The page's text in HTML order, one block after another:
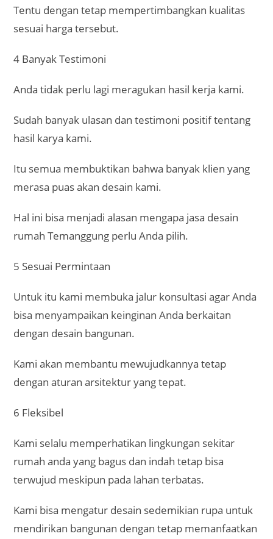
Tentu dengan tetap mempertimbangkan kualitas
sesuai harga tersebut.
4 Banyak Testimoni
Anda tidak perlu lagi meragukan hasil kerja kami.
Sudah banyak ulasan dan testimoni positif tentang
hasil karya kami.
Itu semua membuktikan bahwa banyak klien yang
merasa puas akan desain kami.
Hal ini bisa menjadi alasan mengapa jasa desain
rumah Temanggung perlu Anda pilih.
5 Sesuai Permintaan
Untuk itu kami membuka jalur konsultasi agar Anda
bisa menyampaikan keinginan Anda berkaitan
dengan desain bangunan.
Kami akan membantu mewujudkannya tetap
dengan aturan arsitektur yang tepat.
6 Fleksibel
Kami selalu memperhatikan lingkungan sekitar
rumah anda yang bagus dan indah tetap bisa
terwujud meskipun pada lahan terbatas.
Kami bisa mengatur desain sedemikian rupa untuk
mendirikan bangunan dengan tetap memanfaatkan